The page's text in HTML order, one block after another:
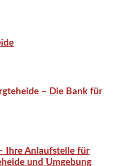
– Die Bank für
Ihre Anlaufstelle für
und Umgebung